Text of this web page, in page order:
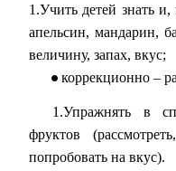
1.Учить детей знать
апельсин, мандарин,
величину, запах, вкус;
коррекционно –
1.Упражнять в
фруктов
попробовать на вкус).